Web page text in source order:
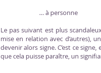
… à personne
Le pas suivant est plus
mise en relation avec d’autres),
devenir alors signe. C’est ce
que cela puisse paraître, un